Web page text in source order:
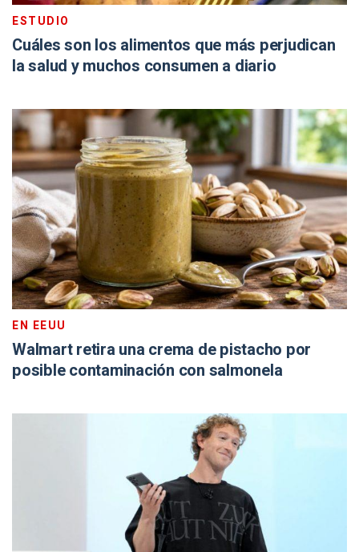
ESTUDIO
Cuáles son los alimentos que más perjudican
la salud y muchos consumen a diario
EN EEUU
Walmart retira una crema de pistacho por
posible contaminación con salmonela